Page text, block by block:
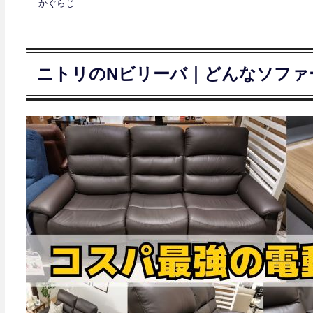
かぐらじ
ニトリのNビリーバ｜どんなソファ